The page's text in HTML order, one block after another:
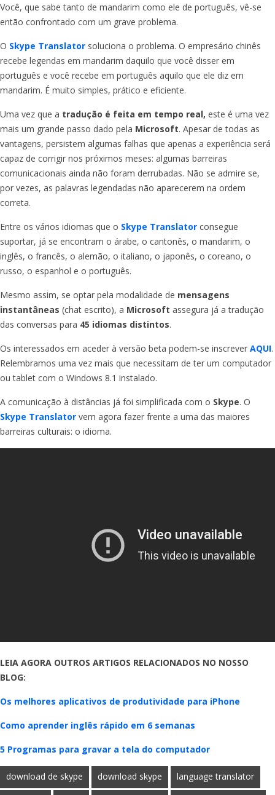
Você, que sabe tanto de mandarim como ele de português, vê-se
então confrontado com um grave problema.
O Skype Translator soluciona o problema. O empresário chinês
recebe legendas em mandarim daquilo que você disser em
português e você recebe em português aquilo que ele diz em
mandarim. É muito simples, prático e eficiente.
Uma vez que a tradução é feita em tempo real, este é uma vez
mais um grande passo dado pela Microsoft. Apesar de todas as
vantagens, persistem algumas falhas que apenas a experiência será
capaz de corrigir nos próximos meses: algumas barreiras
comunicacionais ainda não foram derrubadas. Não se admire se,
por vezes, as palavras legendadas não aparecerem na ordem
correta.
Entre os vários idiomas que o Skype Translator consegue
suportar, já se encontram o árabe, o cantonês, o mandarim, o
inglês, o francês, o alemão, o italiano, o japonês, o coreano, o
russo, o espanhol e o português.
Mesmo assim, se optar pela modalidade de mensagens
instantâneas (chat escrito), a Microsoft assegura já a tradução
das conversas para 45 idiomas distintos.
Os interessados em aceder à versão beta podem-se inscrever AQUI.
Relembramos uma vez mais que necessitam de ter um computador
ou tablet com o Windows 8.1 instalado.
A comunicação à distâncias já foi simplificada com o Skype. O
Skype Translator vem agora fazer frente a uma das maiores
barreiras culturais: o idioma.
LEIA AGORA OUTROS ARTIGOS RELACIONADOS NO NOSSO
BLOG:
Os melhores aplicativos de produtividade para iPhone
Como aprender inglês rápido em 6 semanas
5 Programas para gravar a tela do computador
download de skype download skype language translator